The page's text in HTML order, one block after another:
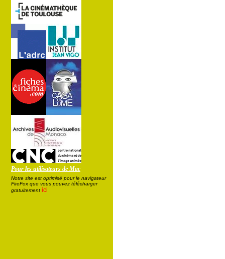
Pour les utilisateurs de Mac
Notre site est optimisé pour le navigateur
FireFox que vous pouvez télécharger
gratuitement ici